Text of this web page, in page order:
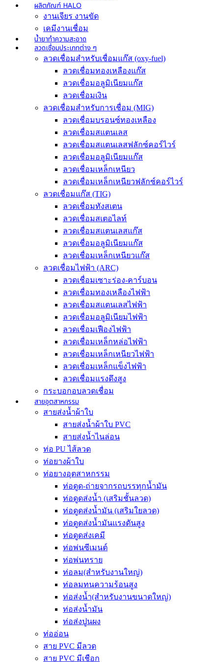
ผลิตภัณฑ์ HALO
งานเจียร งานขัด
เคมีงานเชื่อม
น้ำยาทำความสะอาด
ลวดเชื่อมประเภทต่าง ๆ
ลวดเชื่อมสำหรับเชื่อมแก๊ส (oxy-fuel)
ลวดเชื่อมทองเหลืองแก๊ส
ลวดเชื่อมอลูมิเนียมแก๊ส
ลวดเชื่อมเงิน
ลวดเชื่อมสำหรับการเชื่อม (MIG)
ลวดเชื่อมบรอนซ์ทองเหลือง
ลวดเชื่อมสแตนเลส
ลวดเชื่อมสแตนเลสฟลักซ์คอร์ไวร์
ลวดเชื่อมอลูมิเนียมแก๊ส
ลวดเชื่อมเหล็กเหนียว
ลวดเชื่อมเหล็กเหนียวฟลักซ์คอร์ไวร์
ลวดเชื่อมแก๊ส (TIG)
ลวดเชื่อมทังสเตน
ลวดเชื่อมสเตอไลท์
ลวดเชื่อมสแตนเลสแก๊ส
ลวดเชื่อมอลูมิเนียมแก๊ส
ลวดเชื่อมเหล็กเหนียวแก๊ส
ลวดเชื่อมไฟฟ้า (ARC)
ลวดเชื่อมเซาะร่อง-คาร์บอน
ลวดเชื่อมทองเหลืองไฟฟ้า
ลวดเชื่อมสแตนเลสไฟฟ้า
ลวดเชื่อมอลูมิเนียมไฟฟ้า
ลวดเชื่อมเฟืองไฟฟ้า
ลวดเชื่อมเหล็กหล่อไฟฟ้า
ลวดเชื่อมเหล็กเหนียวไฟฟ้า
ลวดเชื่อมเหล็กแข็งไฟฟ้า
ลวดเชื่อมแรงดึงสูง
กระบอกอบลวดเชื่อม
สายอุตสาหกรรม
สายส่งน้ำผ้าใบ
สายส่งน้ำผ้าใบ PVC
สายส่งน้ำไนล่อน
ท่อ PU ไส้ลวด
ท่อยางผ้าใบ
ท่อยางอุตสาหกรรม
ท่อดูด-ถ่ายจากรถบรรทุกน้ำมัน
ท่อดูดส่งน้ำ (เสริมชั้นลวด)
ท่อดูดส่งน้ำมัน (เสริมใยลวด)
ท่อดูดส่งน้ำมันเเรงดันสูง
ท่อดูดส่งเคมี
ท่อพ่นซีเมนต์
ท่อพ่นทราย
ท่อลม(สำหรับงานใหญ่)
ท่อลมทนความร้อนสูง
ท่อส่งน้ำ(สำหรับงานขนาดใหญ่)
ท่อส่งน้ำมัน
ท่อส่งปูนผง
ท่ออ่อน
สาย PVC มีลวด
สาย PVC มีเชือก